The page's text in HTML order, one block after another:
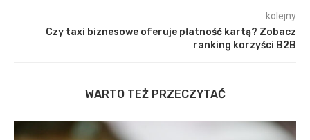
kolejny
Czy taxi biznesowe oferuje płatność kartą? Zobacz
ranking korzyści B2B
WARTO TEŻ PRZECZYTAĆ